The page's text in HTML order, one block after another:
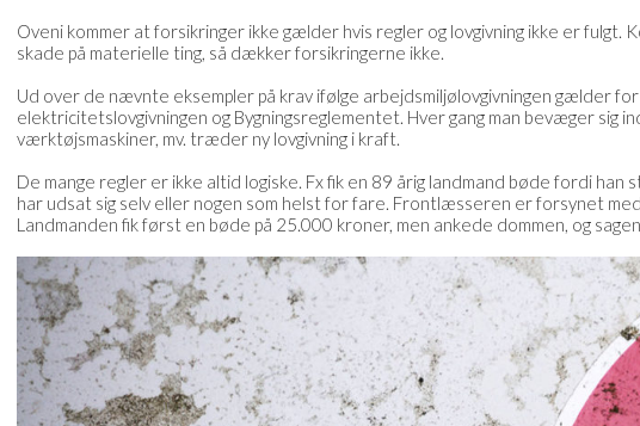
Oveni kommer at forsikringer ikke gælder hvis regler og lovgivning ikke er
skade på materielle ting, så dækker forsikringerne ikke.
Ud over de nævnte eksempler på krav ifølge arbejdsmiljølovgivningen gælder
elektricitetslovgivningen og Bygningsreglementet. Hver gang man bevæger
værktøjsmaskiner, mv. træder ny lovgivning i kraft.
De mange regler er ikke altid logiske. Fx fik en 89 årig landmand bøde fordi
har udsat sig selv eller nogen som helst for fare. Frontlæsseren er forsynet
Landmanden fik først en bøde på 25.000 kroner, men ankede dommen, og